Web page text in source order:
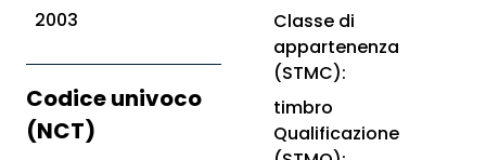
2003
Codice univoco
(NCT)
Classe di
appartenenza
(STMC):
timbro
Qualificazione